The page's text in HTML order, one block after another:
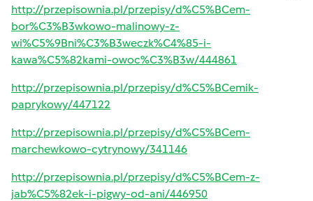
http://przepisownia.pl/przepisy/d%C5%BCem-
bor%C3%B3wkowo-malinowy-z-
wi%C5%9Bni%C3%B3weczk%C4%85-i-
kawa%C5%82kami-owoc%C3%B3w/444861
http://przepisownia.pl/przepisy/d%C5%BCemik-
paprykowy/447122
http://przepisownia.pl/przepisy/d%C5%BCem-
marchewkowo-cytrynowy/341146
http://przepisownia.pl/przepisy/d%C5%BCem-z-
jab%C5%82ek-i-pigwy-od-ani/446950